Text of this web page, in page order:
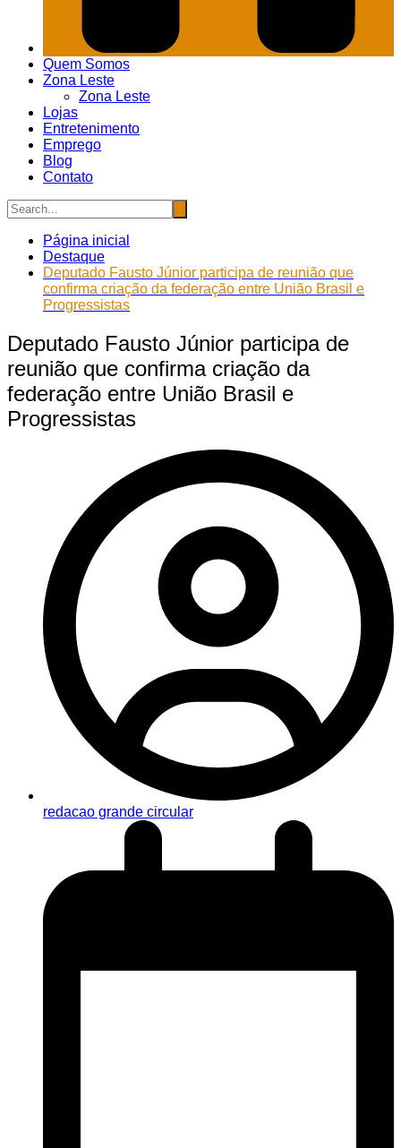
Quem Somos
Zona Leste
Zona Leste
Lojas
Entretenimento
Emprego
Blog
Contato
Página inicial
Destaque
Deputado Fausto Júnior participa de reunião que
confirma criação da federação entre União Brasil e
Progressistas
Deputado Fausto Júnior participa de
reunião que confirma criação da
federação entre União Brasil e
Progressistas
redacao grande circular